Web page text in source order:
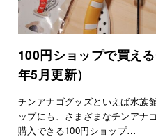
100円ショップで買え
年5月更新）
チンアナゴグッズといえば水族
ップにも、さまざまなチンアナ
購入できる100円ショップ…